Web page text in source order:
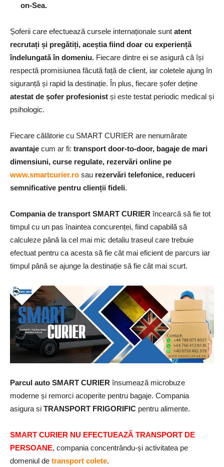
on-Sea.
Șoferii care efectuează cursele internaționale sunt atent
recrutați și pregătiți, aceștia fiind doar cu experiență
îndelungată în domeniu. Fiecare dintre ei se asigură că își
respectă promisiunea făcută față de client, iar coletele ajung în
siguranță și rapid la destinație. În plus, fiecare șofer deține
atestat de șofer profesionist și este testat periodic medical și
psihologic.
Fiecare călătorie cu SMART CURIER are nenumărate
avantaje cum ar fi: transport door-to-door, bagaje de mari
dimensiuni, curse regulate, rezervări online pe
www.smartcurier.ro sau rezervări telefonice, reduceri
semnificative pentru clienții fideli.
Compania de transport SMART CURIER încearcă să fie tot
timpul cu un pas înaintea concurenței, fiind capabilă să
calculeze până la cel mai mic detaliu traseul care trebuie
efectuat pentru ca acesta să fie cât mai eficient de parcurs iar
timpul până se ajunge la destinație să fie cât mai scurt.
Parcul auto SMART CURIER însumează microbuze
moderne și remorci acoperite pentru bagaje. Compania
asigura si TRANSPORT FRIGORIFIC pentru alimente.
SMART CURIER NU EFECTUEAZĂ TRANSPORT DE
PERSOANE, compania concentrându-și activitatea pe
domeniul de transport colete.